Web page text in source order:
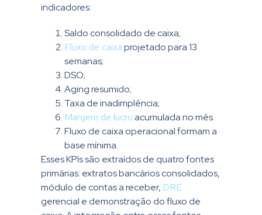
indicadores:
Saldo consolidado de caixa;
Fluxo de caixaprojetado para 13
semanas;
DSO;
Aging resumido;
Taxa de inadimplência;
Margem de lucroacumulada no mês.
Fluxo de caixa operacional formam a
base mínima.
Esses KPIs são extraídos de quatro fontes
primárias: extratos bancários consolidados,
módulo de contas a receber, DRE
gerencial e demonstração do fluxo de